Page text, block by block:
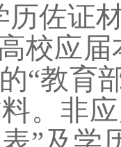
历佐证
校应
“教育
。非